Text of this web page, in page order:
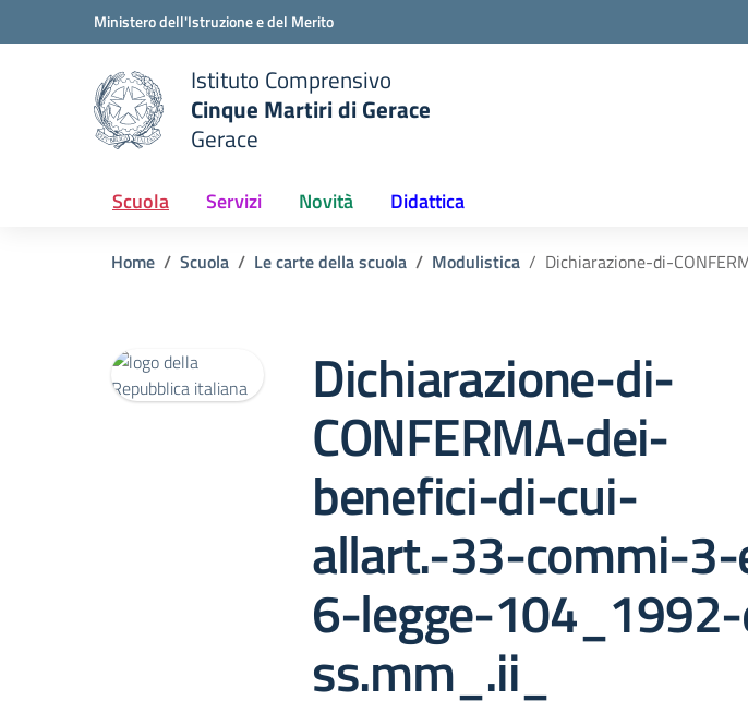
Vai ai contenuti
Vai al menu di navigazioneMinistero dell'Istruzione e del Merito
scuola
Istituto Comprensivo
Cinque Martiri di Gerace
Gerace
Scuola Servizi Novità Didattica
Home Scuola Le carte della scuola Modulistica Dichiarazione-di-
Dichiarazione-di-
CONFERMA-dei-
benefici-di-cui-
allart.-33-commi-
6-legge-
ss.mm_.ii_